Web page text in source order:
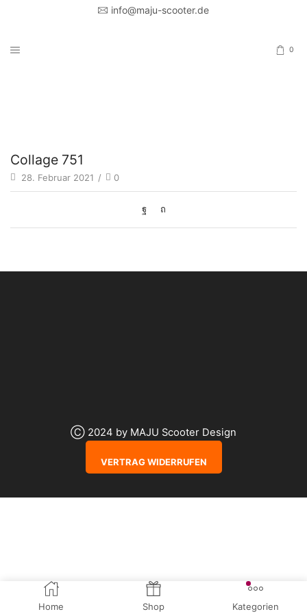
info@maju-scooter.de
0
Collage 751
28. Februar 2021 / 0
Ⓒ 2024 by MAJU Scooter Design
VERTRAG WIDERRUFEN
Home Shop Kategorien